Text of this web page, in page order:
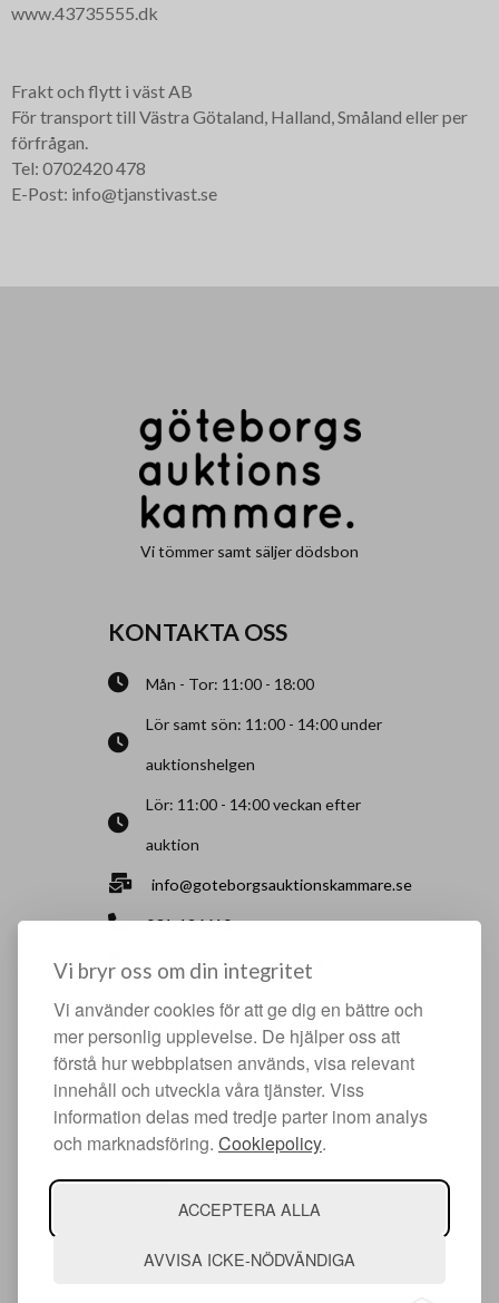
Vi bryr oss om din integritet
Vi använder cookies för att ge dig en bättre och
mer personlig upplevelse. De hjälper oss att
förstå hur webbplatsen används, visa relevant
innehåll och utveckla våra tjänster. Viss
information delas med tredje parter inom analys
och marknadsföring. Cookiepolicy.
ACCEPTERA ALLA
AVVISA ICKE-NÖDVÄNDIGA
www.43735555.dk
Frakt och flytt i väst AB
För transport till Västra Götaland, Halland, Småland eller per
förfrågan.
Tel: 0702420 478
E-Post: info@tjanstivast.se
Vi tömmer samt säljer dödsbon
KONTAKTA OSS
Mån - Tor: 11:00 - 18:00
Lör samt sön: 11:00 - 14:00 under
auktionshelgen
Lör: 11:00 - 14:00 veckan efter
auktion
info@goteborgsauktionskammare.se
031-126610
Sisjö Kullegata 6, 436 32 Askim
HJÄLPFULLA SIDOR
Något du vill sälja?
Att köpa hos oss
Om oss
Facebook
Instagram